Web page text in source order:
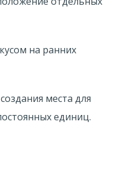
на ранних
места для
единиц.